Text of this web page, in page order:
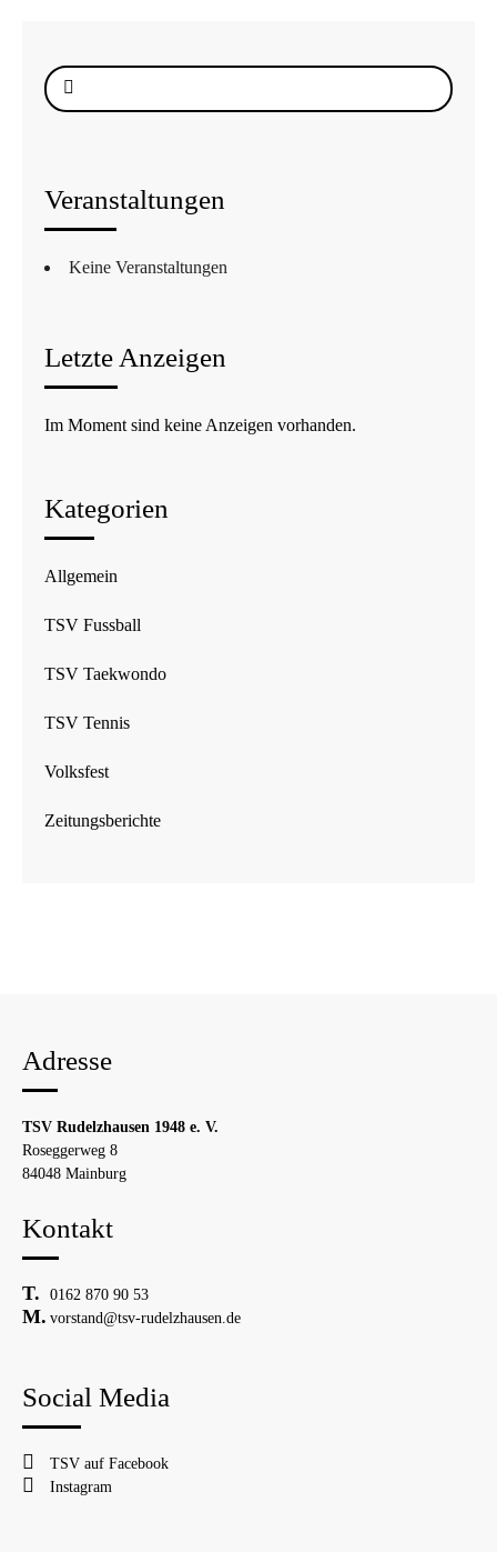
Suche
nach:
Veranstaltungen
Keine Veranstaltungen
Letzte Anzeigen
Im Moment sind keine Anzeigen vorhanden.
Kategorien
Allgemein
TSV Fussball
TSV Taekwondo
TSV Tennis
Volksfest
Zeitungsberichte
Adresse
TSV Rudelzhausen 1948 e. V.
Roseggerweg 8
84048 Mainburg
Kontakt
0162 870 90 53
vorstand@tsv-rudelzhausen.de
Social Media
TSV auf Facebook
Instagram